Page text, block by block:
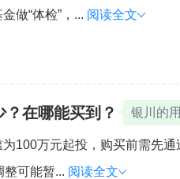
做“体检”，... 阅读全文
在哪能买到？ 银川的
100万元起投，购买前需先
可能暂... 阅读全文